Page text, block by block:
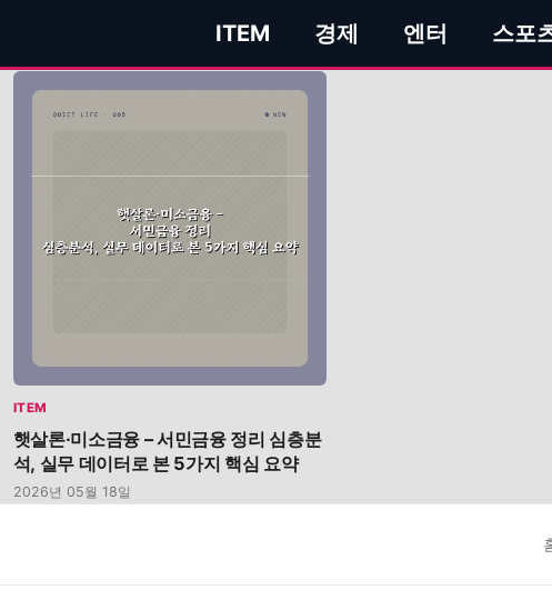
ITEM 경제 엔터 스포
ITEM
햇살론·미소금융 – 서민금융 정리 심층분
석, 실무 데이터로 본 5가지 핵심 요약
2026년 05월 18일